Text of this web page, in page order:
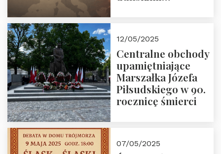
12/05/2025
Centralne obchody
upamiętniające
Marszałka Józefa
Piłsudskiego w 90.
rocznicę śmierci
07/05/2025